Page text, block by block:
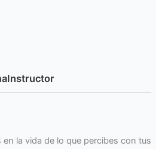
Instructor
en la vida de lo que percibes con tus